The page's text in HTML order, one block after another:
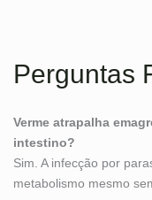
Perguntas
Verme atrapalha
intestino?
Sim. A infecção por
metabolismo mesmo